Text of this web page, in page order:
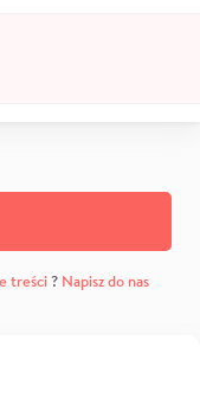
treści? Napisz do nas